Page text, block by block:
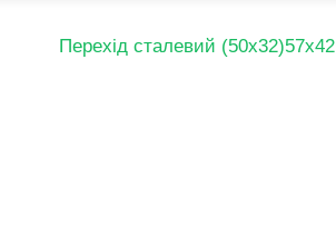
Перехід сталевий (50х32)57х42